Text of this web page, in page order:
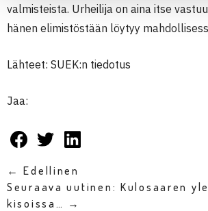
valmisteista. Urheilija on aina itse
hänen elimistöstään löytyy
Lähteet: SUEK:n tiedotus
Jaa:
← Edellinen
Seuraava uutinen: Kulosaaren
kisoissa… →